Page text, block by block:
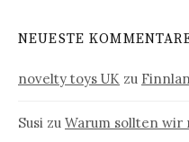
NEUESTE
novelty toys UK zu
Susi zu Warum sollten wir